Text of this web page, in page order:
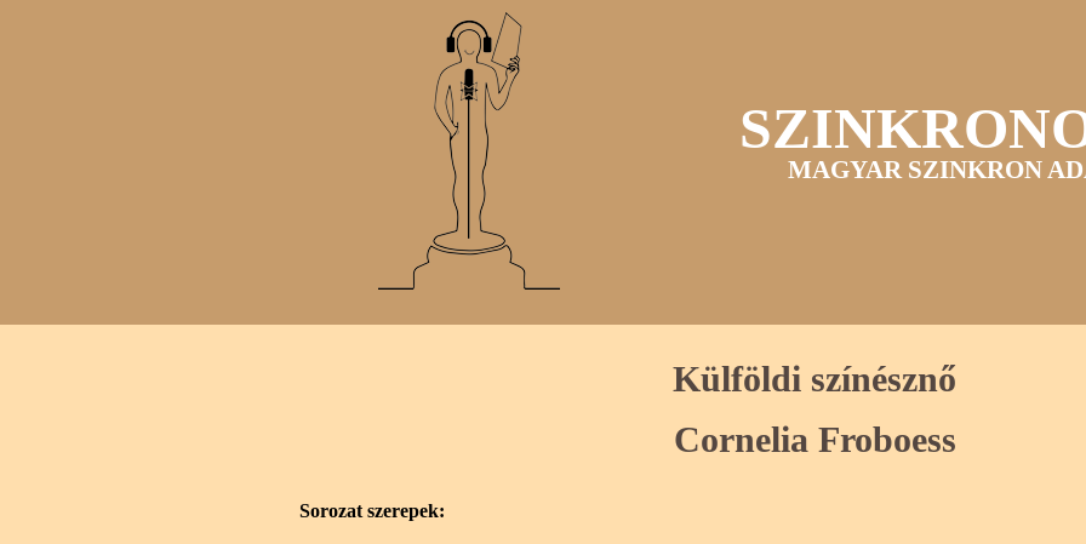
MAGYAR SZINKRON
Külföldi színésznő
Cornelia Froboess
Sorozat szerepek: